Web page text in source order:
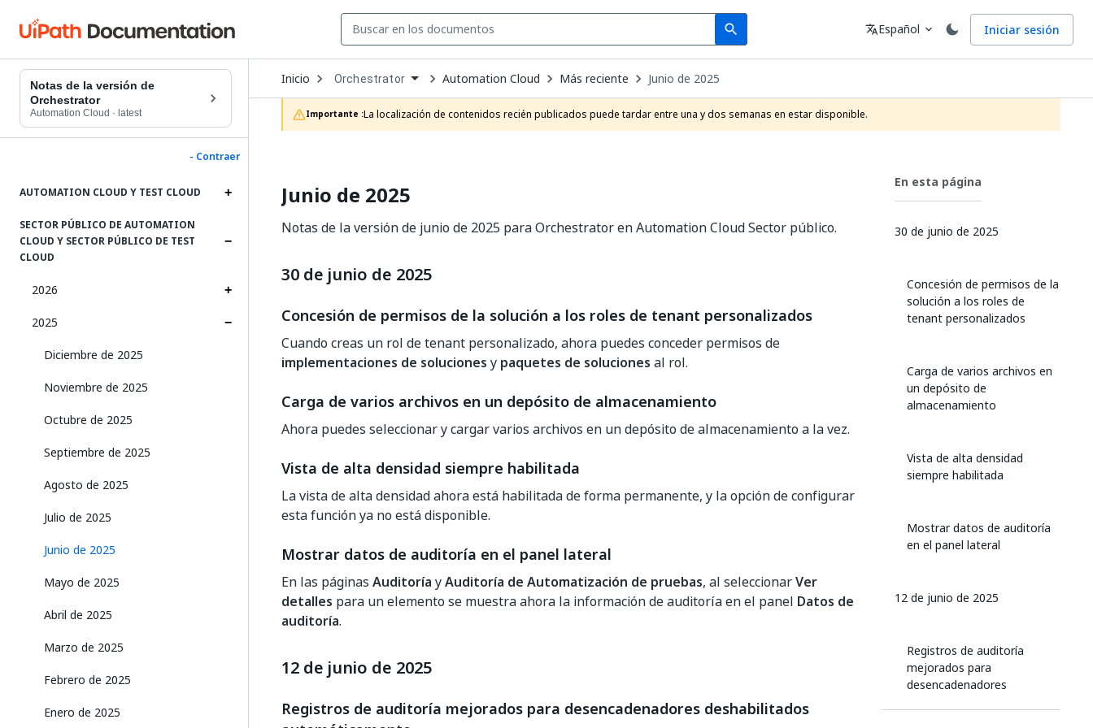
search
Search Idioma
translateEspañol expand_more Iniciar sesión
Notas de la versión de
Orchestrator
Automation Cloud · latest
- Contraer
AUTOMATION CLOUD Y TEST CLOUD
SECTOR PÚBLICO DE AUTOMATION
CLOUD Y SECTOR PÚBLICO DE TEST
CLOUD
2026
2025
Diciembre de 2025
Noviembre de 2025
Octubre de 2025
Septiembre de 2025
Agosto de 2025
Julio de 2025
Junio de 2025
Mayo de 2025
Abril de 2025
Marzo de 2025
Febrero de 2025
Enero de 2025
Inicio Open
Dropdown
to
choose
product
Orchestrator Automation Cloud Más reciente Junio de 2025
Importante :La localización de contenidos recién publicados puede tardar entre una y dos semanas en estar disponible.
Junio de 2025
Notas de la versión de junio de 2025 para Orchestrator en Automation Cloud Sector público.
30 de junio de 2025
Concesión de permisos de la solución a los roles de tenant personalizados
Cuando creas un rol de tenant personalizado, ahora puedes conceder permisos de
implementaciones de soluciones y paquetes de soluciones al rol.
Carga de varios archivos en un depósito de almacenamiento
Ahora puedes seleccionar y cargar varios archivos en un depósito de almacenamiento a la vez.
Vista de alta densidad siempre habilitada
La vista de alta densidad ahora está habilitada de forma permanente, y la opción de configurar
esta función ya no está disponible.
Mostrar datos de auditoría en el panel lateral
En las páginas Auditoría yAuditoría de Automatización de pruebas, al seleccionarVer
detalles para un elemento se muestra ahora la información de auditoría en el panel Datos de
auditoría.
12 de junio de 2025
Registros de auditoría mejorados para desencadenadores deshabilitados
En esta página
30 de junio de 2025
Concesión de permisos de la
solución a los roles de
tenant personalizados
Carga de varios archivos en
un depósito de
almacenamiento
Vista de alta densidad
siempre habilitada
Mostrar datos de auditoría
en el panel lateral
12 de junio de 2025
Registros de auditoría
mejorados para
desencadenadores